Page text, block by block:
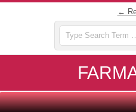
←
Primary